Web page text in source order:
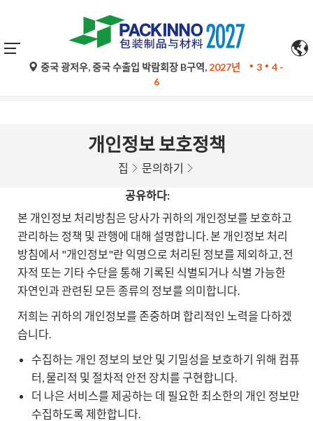
구글 번역의 자동 번역은 참고용일 뿐이며 정확하지 않을 수 있
습니다. 문의 사항은 원문을 참조하십시오.
중국 광저우, 중국 수출입 박람회장 B구역, 2027년 3
4 -
6
개인정보 보호정책
집 문의하기
공유하다:
본 개인정보 처리방침은 당사가 귀하의 개인정보를 보호하고
관리하는 정책 및 관행에 대해 설명합니다. 본 개인정보 처리
방침에서 "개인정보"란 익명으로 처리된 정보를 제외하고, 전
자적 또는 기타 수단을 통해 기록된 식별되거나 식별 가능한
자연인과 관련된 모든 종류의 정보를 의미합니다.
저희는 귀하의 개인정보를 존중하며 합리적인 노력을 다하겠
습니다.
수집하는 개인 정보의 보안 및 기밀성을 보호하기 위해 컴퓨
터, 물리적 및 절차적 안전 장치를 구현합니다.
더 나은 서비스를 제공하는 데 필요한 최소한의 개인 정보만
수집하도록 제한합니다.